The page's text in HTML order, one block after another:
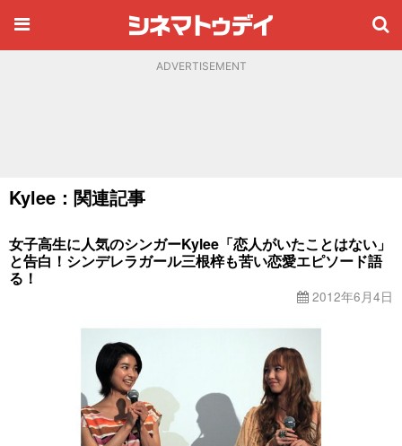
ADVERTISEMENT
Kylee：関連記事
女子高生に人気のシンガーKylee「恋人がいたことはない」
と告白！シンデレラガール三根梓も苦い恋愛エピソード語
る！
2012年6月4日